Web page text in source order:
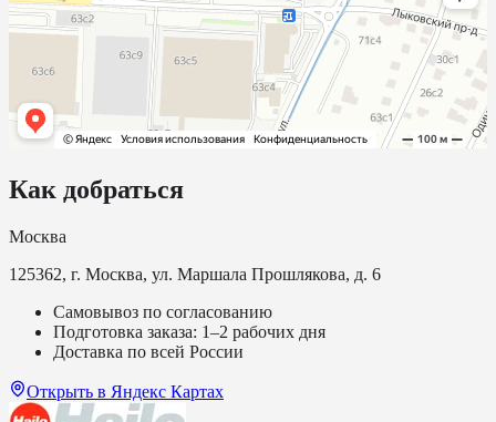
Как добраться
Москва
125362, г. Москва, ул. Маршала Прошлякова, д. 6
Самовывоз по согласованию
Подготовка заказа: 1–2 рабочих дня
Доставка по всей России
Открыть в Яндекс Картах